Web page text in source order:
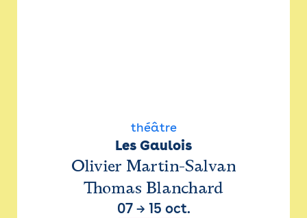
théâtre
Les Gaulois
Olivier Martin-Salvan
Thomas Blanchard
07→ 15 oct.